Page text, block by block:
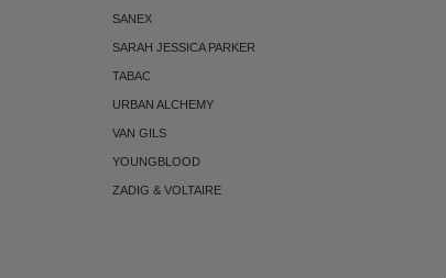
SANEX
SARAH JESSICA PARKER
TABAC
URBAN ALCHEMY
VAN GILS
YOUNGBLOOD
ZADIG & VOLTAIRE